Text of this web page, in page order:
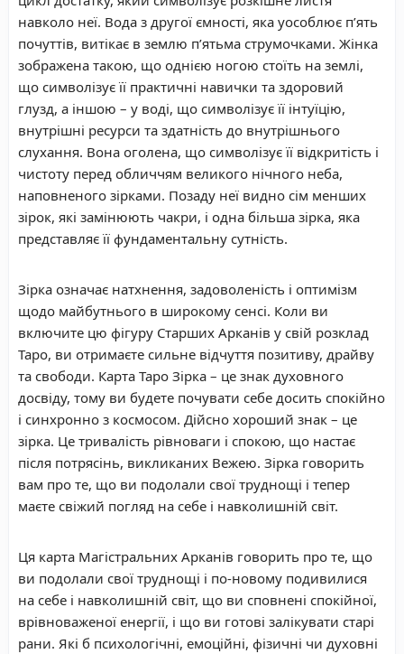
навколо неї. Вода з другої ємності, яка уособлює п’ять
почуттів, витікає в землю п’ятьма струмочками. Жінка
зображена такою, що однією ногою стоїть на землі,
що символізує її практичні навички та здоровий
глузд, а іншою – у воді, що символізує її інтуїцію,
внутрішні ресурси та здатність до внутрішнього
слухання. Вона оголена, що символізує її відкритість і
чистоту перед обличчям великого нічного неба,
наповненого зірками. Позаду неї видно сім менших
зірок, які замінюють чакри, і одна більша зірка, яка
представляє її фундаментальну сутність.
Зірка означає натхнення, задоволеність і оптимізм
щодо майбутнього в широкому сенсі. Коли ви
включите цю фігуру Старших Арканів у свій розклад
Таро, ви отримаєте сильне відчуття позитиву, драйву
та свободи. Карта Таро Зірка – це знак духовного
досвіду, тому ви будете почувати себе досить спокійно
і синхронно з космосом. Дійсно хороший знак – це
зірка. Це тривалість рівноваги і спокою, що настає
після потрясінь, викликаних Вежею. Зірка говорить
вам про те, що ви подолали свої труднощі і тепер
маєте свіжий погляд на себе і навколишній світ.
Ця карта Магістральних Арканів говорить про те, що
ви подолали свої труднощі і по-новому подивилися
на себе і навколишній світ, що ви сповнені спокійної,
врівноваженої енергії, і що ви готові залікувати старі
рани. Які б психологічні, емоційні, фізичні чи духовні